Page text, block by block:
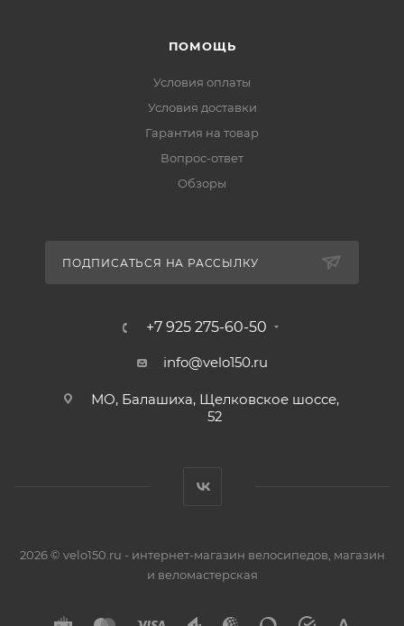
ПОМОЩЬ
Условия оплаты
Условия доставки
Гарантия на товар
Вопрос-ответ
Обзоры
ПОДПИСАТЬСЯ НА РАССЫЛКУ
+7 925 275-60-50
info@velo150.ru
МО, Балашиха, Щелковское шоссе,
52
2026 © velo150.ru - интернет-магазин велосипедов, магазин
и веломастерская